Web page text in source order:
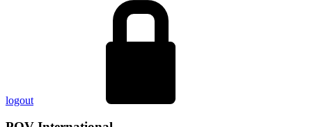
logout